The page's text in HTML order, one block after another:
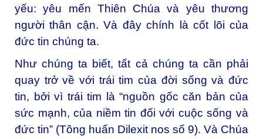
yếu: yêu mến Thiên Chúa và yêu thương
người thân cận. Và đây chính là cốt lõi của
đức tin chúng ta.
Như chúng ta biết, tất cả chúng ta cần phải
quay trở về với trái tim của đời sống và đức
tin, bởi vì trái tim là “nguồn gốc căn bản của
sức mạnh, của niềm tin đối với cuộc sống và
đức tin” (Tông huấn Dilexit nos số 9). Và Chúa